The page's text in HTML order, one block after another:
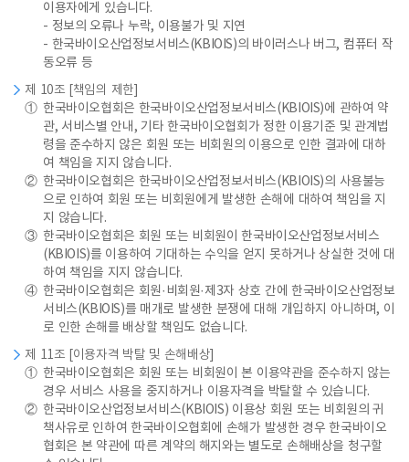
이용자에게 있습니다.
- 정보의 오류나 누락, 이용불가 및 지연
- 한국바이오산업정보서비스(KBIOIS)의 바이러스나 버그, 컴퓨터 작
동오류 등
제 10조 [책임의 제한]
① 한국바이오협회은 한국바이오산업정보서비스(KBIOIS)에 관하여 약
관, 서비스별 안내, 기타 한국바이오협회가 정한 이용기준 및 관계법
령을 준수하지 않은 회원 또는 비회원의 이용으로 인한 결과에 대하
여 책임을 지지 않습니다.
② 한국바이오협회은 한국바이오산업정보서비스(KBIOIS)의 사용불능
으로 인하여 회원 또는 비회원에게 발생한 손해에 대하여 책임을 지
지 않습니다.
③ 한국바이오협회은 회원 또는 비회원이 한국바이오산업정보서비스
(KBIOIS)를 이용하여 기대하는 수익을 얻지 못하거나 상실한 것에 대
하여 책임을 지지 않습니다.
④ 한국바이오협회은 회원·비회원·제3자 상호 간에 한국바이오산업정보
서비스(KBIOIS)를 매개로 발생한 분쟁에 대해 개입하지 아니하며, 이
로 인한 손해를 배상할 책임도 없습니다.
제 11조 [이용자격 박탈 및 손해배상]
① 한국바이오협회은 회원 또는 비회원이 본 이용약관을 준수하지 않는
경우 서비스 사용을 중지하거나 이용자격을 박탈할 수 있습니다.
② 한국바이오산업정보서비스(KBIOIS) 이용상 회원 또는 비회원의 귀
책사유로 인하여 한국바이오협회에 손해가 발생한 경우 한국바이오
협회은 본 약관에 따른 계약의 해지와는 별도로 손해배상을 청구할